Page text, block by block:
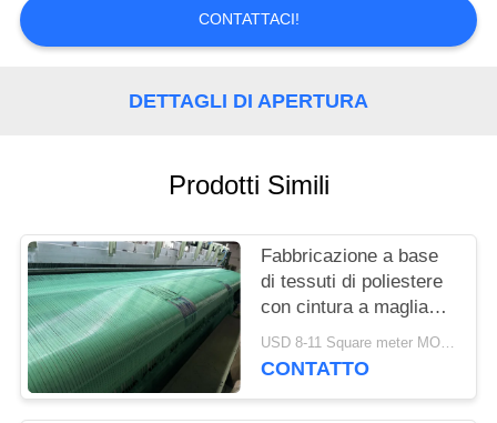
CITAZIONE
PRIVACY
POLICY
CONTATTACI!
DETTAGLI DI APERTURA
Prodotti Simili
Fabbricazione a base
di tessuti di poliestere
con cintura a maglia
tessuta
USD 8-11 Square meter MOQ:1 metro
CONTATTO